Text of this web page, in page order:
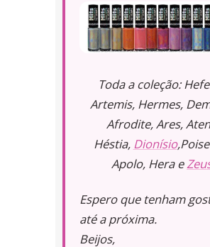
Toda a coleção:
Artemis, Hermes,
Afrodite, Ares,
Héstia, Dionísio
Apolo, Hera e
Espero que tenham
até a próxima.
Beijos,